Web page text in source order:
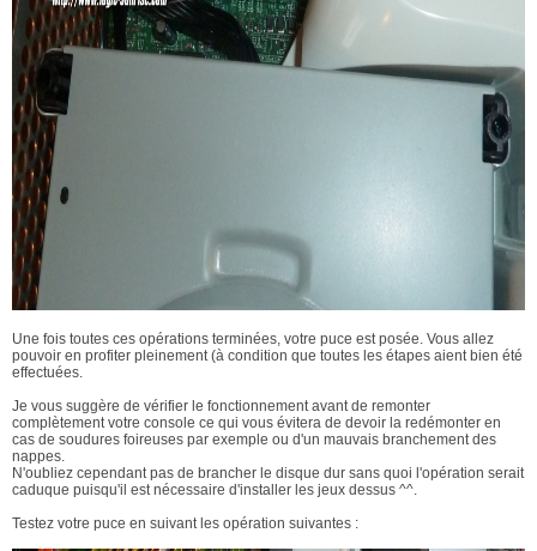
Une fois toutes ces opérations terminées, votre puce est posée. Vous allez
pouvoir en profiter pleinement (à condition que toutes les étapes aient bien été
effectuées.
Je vous suggère de vérifier le fonctionnement avant de remonter
complètement votre console ce qui vous évitera de devoir la redémonter en
cas de soudures foireuses par exemple ou d'un mauvais branchement des
nappes.
N'oubliez cependant pas de brancher le disque dur sans quoi l'opération serait
caduque puisqu'il est nécessaire d'installer les jeux dessus ^^.
Testez votre puce en suivant les opération suivantes :